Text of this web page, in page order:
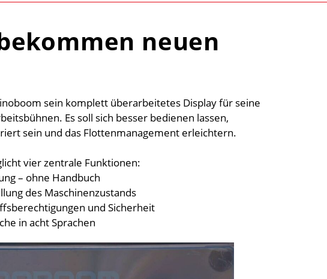
neuen
sein komplett überarbeitetes Display für seine
Es soll sich besser bedienen lassen,
sein und das Flottenmanagement erleichtern.
vier zentrale Funktionen:
– ohne Handbuch
des Maschinenzustands
und Sicherheit
in acht Sprachen